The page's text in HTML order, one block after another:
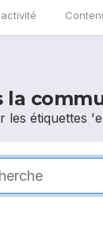
la
les étiquettes